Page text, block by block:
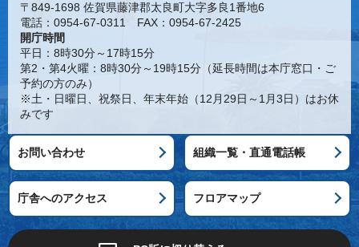
〒849-1698 佐賀県藤津郡太良町大字多良1番地6
電話：0954-67-0311 FAX：0954-67-2425
開庁時間
平日：8時30分～17時15分
第2・第4火曜：8時30分～19時15分（延長時間は本庁窓口・ご
予約の方のみ）
※土・日曜日、祝祭日、年末年始（12月29日～1月3日）はお休
みです
お問い合わせ 組織一覧・直通電話帳
庁舎へのアクセス フロアマップ